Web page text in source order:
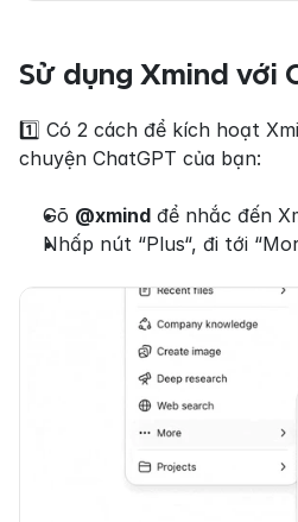
Sử dụng Xmind với
1️⃣ Có 2 cách để kích hoạt
chuyện ChatGPT của bạn:
Gõ @xmind để nhắc đến
Nhấp nút “Plus“, đi tới